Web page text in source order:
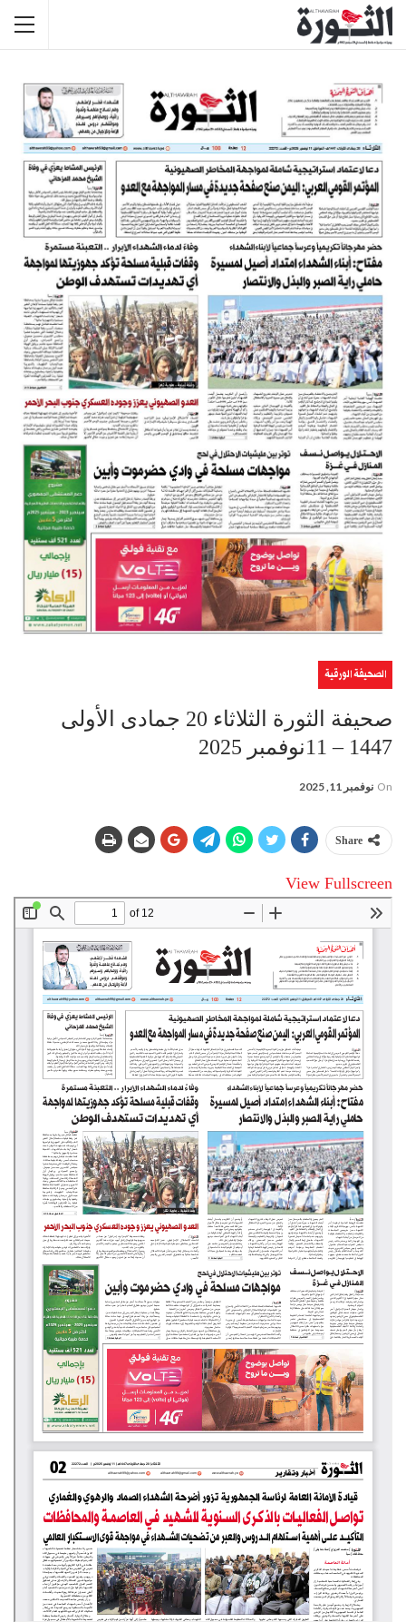
الصحيفة الورقية
صحيفة الثورة الثلاثاء 20 جمادى الأولى
1447 – 11نوفمبر 2025
On نوفمبر 11, 2025
Share
View Fullscreen